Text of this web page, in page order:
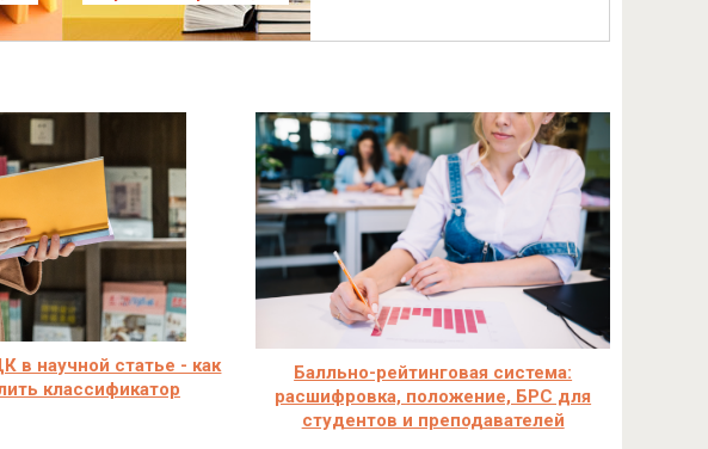
в научной статье - как
классификатор
Балльно-рейтинговая система:
расшифровка, положение, БРС для
студентов и преподавателей